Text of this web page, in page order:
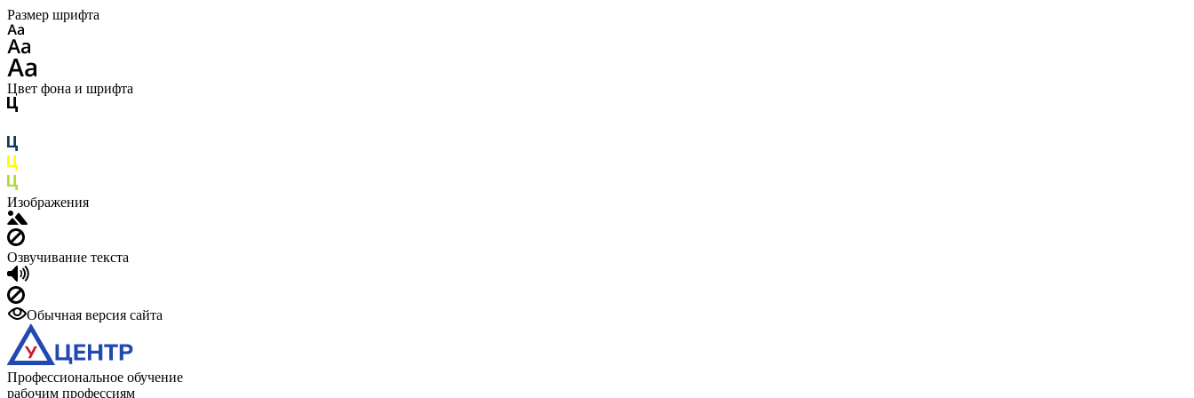
Размер шрифта
Цвет фона и шрифта
Изображения
Озвучивание текста
Обычная версия сайта
Профессиональное обучение
рабочим профессиям